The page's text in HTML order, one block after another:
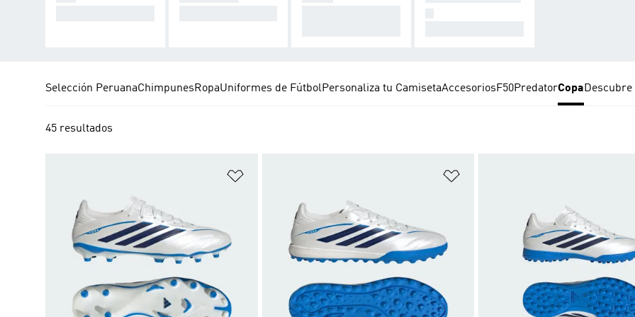
Selección PeruanaChimpunesRopaUniformes de FútbolPersonaliza tu CamisetaAccesoriosF50PredatorCopa
45 resultados